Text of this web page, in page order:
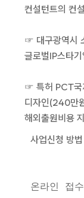
컨설턴트의 컨
☞ 대구광역시
글로벌IP스타기
☞ 특허 PCT국
디자인(240만
해외출원비용
사업신청 방법
온라인 접